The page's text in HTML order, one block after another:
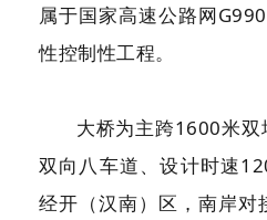
属于国家高速公路网
性控制性工程。
大桥为主跨1600米双
双向八车道、设计时速
经开（汉南）区，南岸对